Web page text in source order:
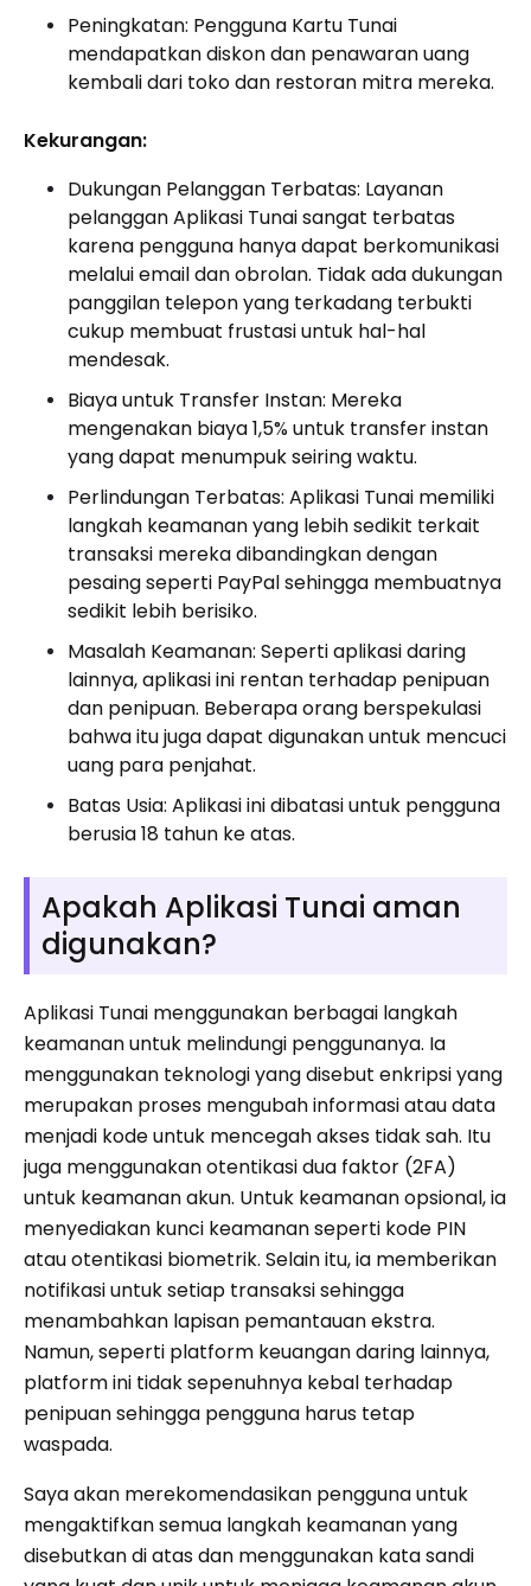
Peningkatan: Pengguna Kartu Tunai
mendapatkan diskon dan penawaran uang
kembali dari toko dan restoran mitra mereka.
Kekurangan:
Dukungan Pelanggan Terbatas: Layanan
pelanggan Aplikasi Tunai sangat terbatas
karena pengguna hanya dapat berkomunikasi
melalui email dan obrolan. Tidak ada dukungan
panggilan telepon yang terkadang terbukti
cukup membuat frustasi untuk hal-hal
mendesak.
Biaya untuk Transfer Instan: Mereka
mengenakan biaya 1,5% untuk transfer instan
yang dapat menumpuk seiring waktu.
Perlindungan Terbatas: Aplikasi Tunai memiliki
langkah keamanan yang lebih sedikit terkait
transaksi mereka dibandingkan dengan
pesaing seperti PayPal sehingga membuatnya
sedikit lebih berisiko.
Masalah Keamanan: Seperti aplikasi daring
lainnya, aplikasi ini rentan terhadap penipuan
dan penipuan. Beberapa orang berspekulasi
bahwa itu juga dapat digunakan untuk mencuci
uang para penjahat.
Batas Usia: Aplikasi ini dibatasi untuk pengguna
berusia 18 tahun ke atas.
Apakah Aplikasi Tunai aman
digunakan?
Aplikasi Tunai menggunakan berbagai langkah
keamanan untuk melindungi penggunanya. Ia
menggunakan teknologi yang disebut enkripsi yang
merupakan proses mengubah informasi atau data
menjadi kode untuk mencegah akses tidak sah. Itu
juga menggunakan otentikasi dua faktor (2FA)
untuk keamanan akun. Untuk keamanan opsional, ia
menyediakan kunci keamanan seperti kode PIN
atau otentikasi biometrik. Selain itu, ia memberikan
notifikasi untuk setiap transaksi sehingga
menambahkan lapisan pemantauan ekstra.
Namun, seperti platform keuangan daring lainnya,
platform ini tidak sepenuhnya kebal terhadap
penipuan sehingga pengguna harus tetap
waspada.
Saya akan merekomendasikan pengguna untuk
mengaktifkan semua langkah keamanan yang
disebutkan di atas dan menggunakan kata sandi